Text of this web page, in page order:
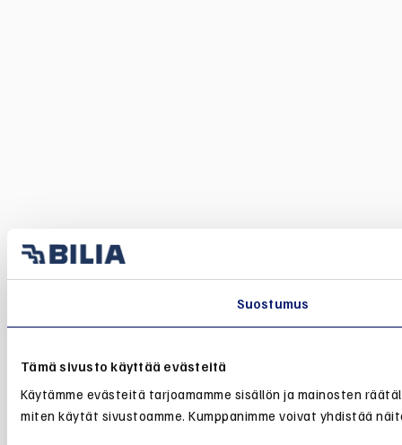
Suostumus
Tämä sivusto käyttää evästeitä
Käytämme evästeitä tarjoamamme sisällön ja mainosten
miten käytät sivustoamme. Kumppanimme voivat yhdistää